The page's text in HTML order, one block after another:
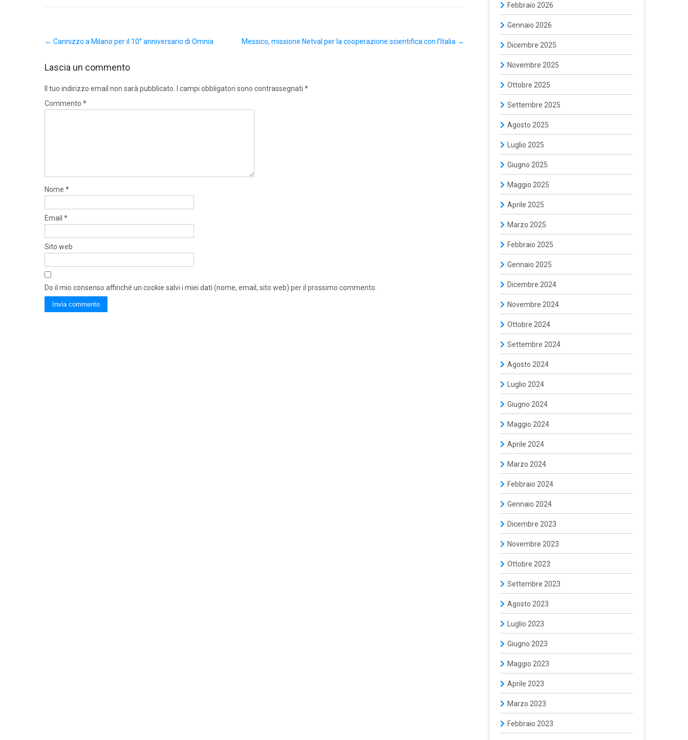
navigation
← Cannizzo a Milano per il 10° anniversario di Omnia Messico, missione Netval per la cooperazione scientifica con l’Italia →
Lascia un commento
Il tuo indirizzo email non sarà pubblicato. I campi obbligatori sono contrassegnati *
Commento *
Nome *
Email *
Sito web
Do il mio consenso affinché un cookie salvi i miei dati (nome, email, sito web) per il prossimo commento.
Febbraio 2026
Gennaio 2026
Dicembre 2025
Novembre 2025
Ottobre 2025
Settembre 2025
Agosto 2025
Luglio 2025
Giugno 2025
Maggio 2025
Aprile 2025
Marzo 2025
Febbraio 2025
Gennaio 2025
Dicembre 2024
Novembre 2024
Ottobre 2024
Settembre 2024
Agosto 2024
Luglio 2024
Giugno 2024
Maggio 2024
Aprile 2024
Marzo 2024
Febbraio 2024
Gennaio 2024
Dicembre 2023
Novembre 2023
Ottobre 2023
Settembre 2023
Agosto 2023
Luglio 2023
Giugno 2023
Maggio 2023
Aprile 2023
Marzo 2023
Febbraio 2023